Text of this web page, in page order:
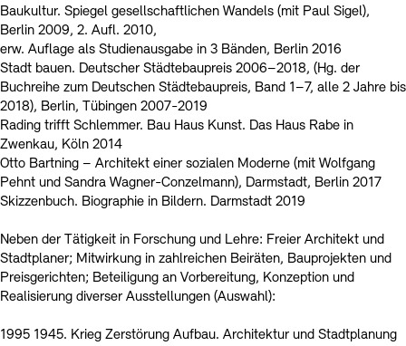
Baukultur. Spiegel gesellschaftlichen Wandels (mit Paul Sigel),
Berlin 2009, 2. Aufl. 2010,
erw. Auflage als Studienausgabe in 3 Bänden, Berlin 2016
Stadt bauen. Deutscher Städtebaupreis 2006–2018, (Hg. der
Buchreihe zum Deutschen Städtebaupreis, Band 1–7, alle 2 Jahre bis
2018), Berlin, Tübingen 2007-2019
Rading trifft Schlemmer. Bau Haus Kunst. Das Haus Rabe in
Zwenkau, Köln 2014
Otto Bartning – Architekt einer sozialen Moderne (mit Wolfgang
Pehnt und Sandra Wagner-Conzelmann), Darmstadt, Berlin 2017
Skizzenbuch. Biographie in Bildern. Darmstadt 2019
Neben der Tätigkeit in Forschung und Lehre: Freier Architekt und
Stadtplaner; Mitwirkung in zahlreichen Beiräten, Bauprojekten und
Preisgerichten; Beteiligung an Vorbereitung, Konzeption und
Realisierung diverser Ausstellungen (Auswahl):
1995 1945. Krieg Zerstörung Aufbau. Architektur und Stadtplanung